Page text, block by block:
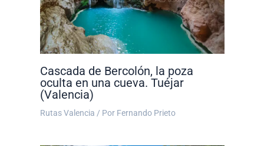
Cascada de Bercolón, la poza
oculta en una cueva. Tuéjar
(Valencia)
Rutas Valencia / Por Fernando Prieto